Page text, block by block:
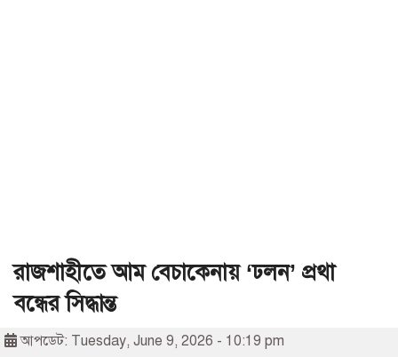
রাজশাহীতে আম বেচাকেনায় ‘ঢলন’ প্রথা
বন্ধের সিদ্ধান্ত
আপডেট: Tuesday, June 9, 2026 - 10:19 pm